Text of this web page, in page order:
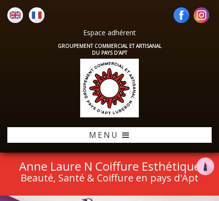
Espace adhérent
GROUPEMENT COMMERCIAL ET ARTISANAL
DU PAYS D'APT
MENU
Anne Laure N Coiffure Esthétique
Beauté, Santé & Coiffure en pays d'Apt